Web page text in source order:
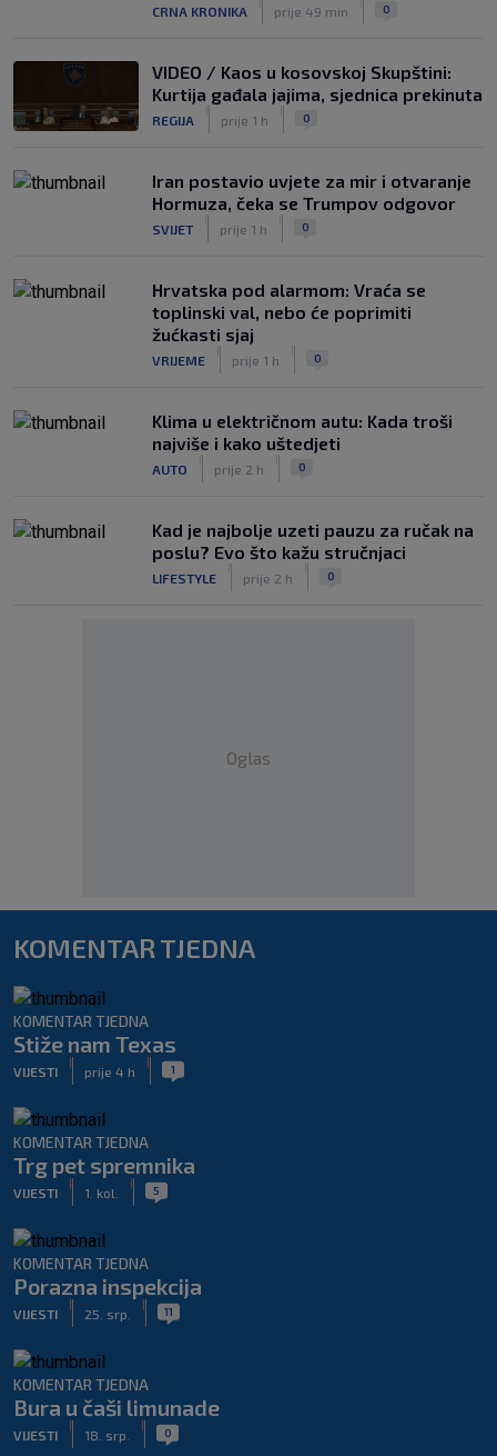
CRNA KRONIKA prije 49 min 0
VIDEO / Kaos u kosovskoj Skupštini:
Kurtija gađala jajima, sjednica prekinuta
REGIJA prije 1 h 0
Iran postavio uvjete za mir i otvaranje
Hormuza, čeka se Trumpov odgovor
SVIJET prije 1 h 0
Hrvatska pod alarmom: Vraća se
toplinski val, nebo će poprimiti
žućkasti sjaj
VRIJEME prije 1 h 0
Klima u električnom autu: Kada troši
najviše i kako uštedjeti
AUTO prije 2 h 0
Kad je najbolje uzeti pauzu za ručak na
poslu? Evo što kažu stručnjaci
LIFESTYLE prije 2 h 0
Oglas
KOMENTAR TJEDNA
KOMENTAR TJEDNA
Stiže nam Texas
VIJESTI prije 4 h 1
KOMENTAR TJEDNA
Trg pet spremnika
VIJESTI 1. kol. 5
KOMENTAR TJEDNA
Porazna inspekcija
VIJESTI 25. srp. 11
KOMENTAR TJEDNA
Bura u čaši limunade
VIJESTI 18. srp. 0